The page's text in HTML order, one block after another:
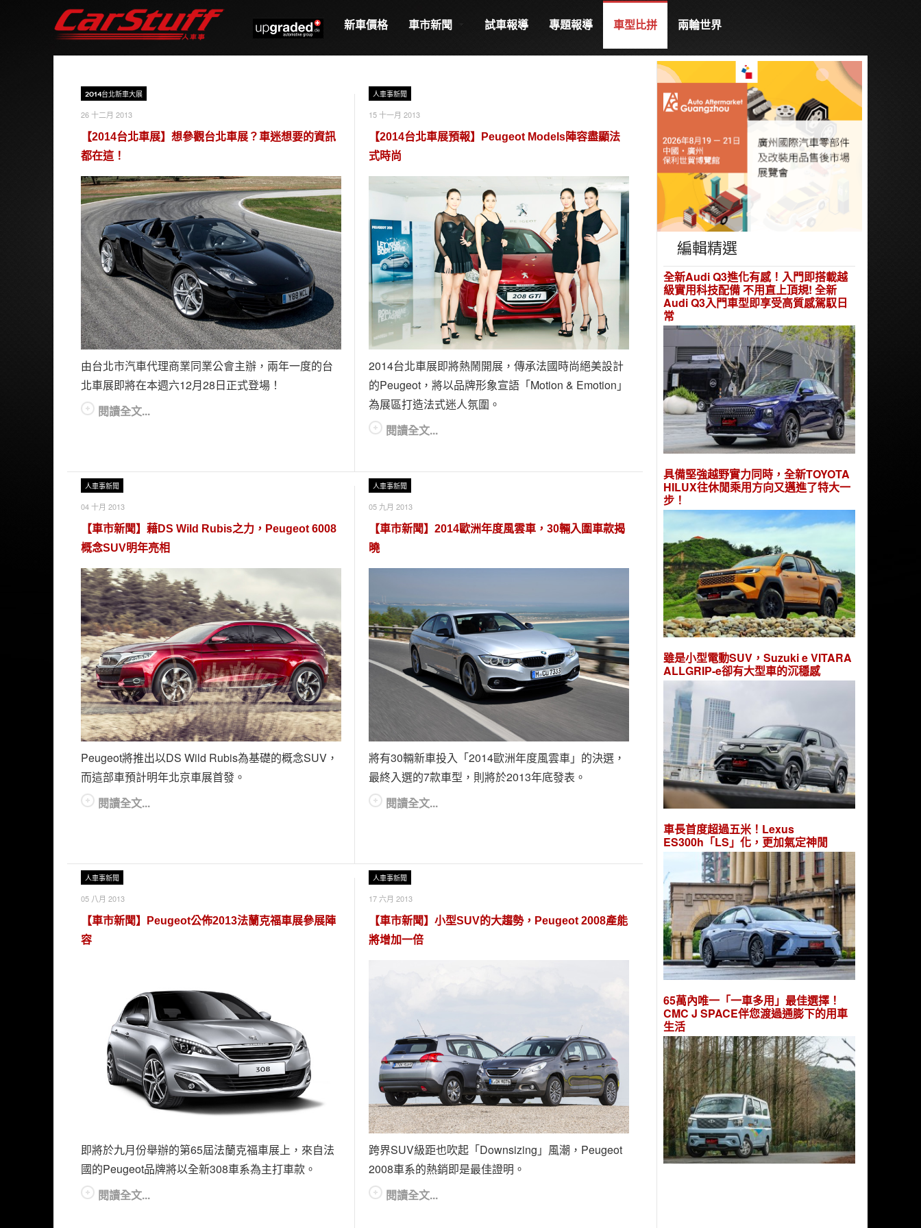
新車價格 車市新聞 試車報導 專題報導 車型比拼 兩輪世界
2014台北新車大展
26 十二月 2013
【2014台北車展】想參觀台北車展？車迷想要的資訊
都在這！
由台北市汽車代理商業同業公會主辦，兩年一度的台
北車展即將在本週六12月28日正式登場！
閱讀全文...
人車事新聞
15 十一月 2013
【2014台北車展預報】Peugeot Models陣容盡顯法
式時尚
2014台北車展即將熱鬧開展，傳承法國時尚絕美設計
的Peugeot，將以品牌形象宣語「Motion & Emotion」
為展區打造法式迷人氛圍。
閱讀全文...
人車事新聞
04 十月 2013
【車市新聞】藉DS Wild Rubis之力，Peugeot 6008
概念SUV明年亮相
Peugeot將推出以DS Wild Rubis為基礎的概念SUV，
而這部車預計明年北京車展首發。
閱讀全文...
人車事新聞
05 九月 2013
【車市新聞】2014歐洲年度風雲車，30輛入圍車款揭
曉
將有30輛新車投入「2014歐洲年度風雲車」的決選，
最終入選的7款車型，則將於2013年底發表。
閱讀全文...
人車事新聞
05 八月 2013
【車市新聞】Peugeot公佈2013法蘭克福車展參展陣
容
即將於九月份舉辦的第65屆法蘭克福車展上，來自法
國的Peugeot品牌將以全新308車系為主打車款。
閱讀全文...
人車事新聞
17 六月 2013
【車市新聞】小型SUV的大趨勢，Peugeot 2008產能
將增加一倍
跨界SUV級距也吹起「Downsizing」風潮，Peugeot
2008車系的熱銷即是最佳證明。
閱讀全文...
編輯精選
全新Audi Q3進化有感！入門即搭載越
級實用科技配備 不用直上頂規! 全新
Audi Q3入門車型即享受高質感駕馭日
常
具備堅強越野實力同時，全新TOYOTA
HILUX往休閒乘用方向又邁進了特大一
步！
雖是小型電動SUV，Suzuki e VITARA
ALLGRIP-e卻有大型車的沉穩感
車長首度超過五米！Lexus
ES300h「LS」化，更加氣定神閒
65萬內唯一「一車多用」最佳選擇！
CMC J SPACE伴您渡過通膨下的用車
生活